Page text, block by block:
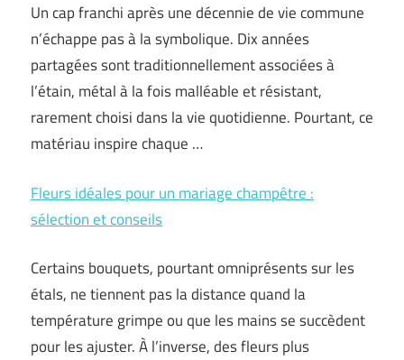
Un cap franchi après une décennie de vie commune
n’échappe pas à la symbolique. Dix années
partagées sont traditionnellement associées à
l’étain, métal à la fois malléable et résistant,
rarement choisi dans la vie quotidienne. Pourtant, ce
matériau inspire chaque …
Fleurs idéales pour un mariage champêtre :
sélection et conseils
Certains bouquets, pourtant omniprésents sur les
étals, ne tiennent pas la distance quand la
température grimpe ou que les mains se succèdent
pour les ajuster. À l’inverse, des fleurs plus